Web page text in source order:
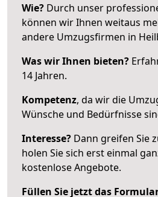
Wie? Durch unser
können wir Ihnen weitaus
andere Umzugsfirmen in
Was wir Ihnen bieten?
14 Jahren.
Kompetenz, da wir die
Wünsche und Bedürfnisse
Interesse? Dann greifen Sie
holen Sie sich erst einmal
kostenlose Angebote.
Füllen Sie jetzt das